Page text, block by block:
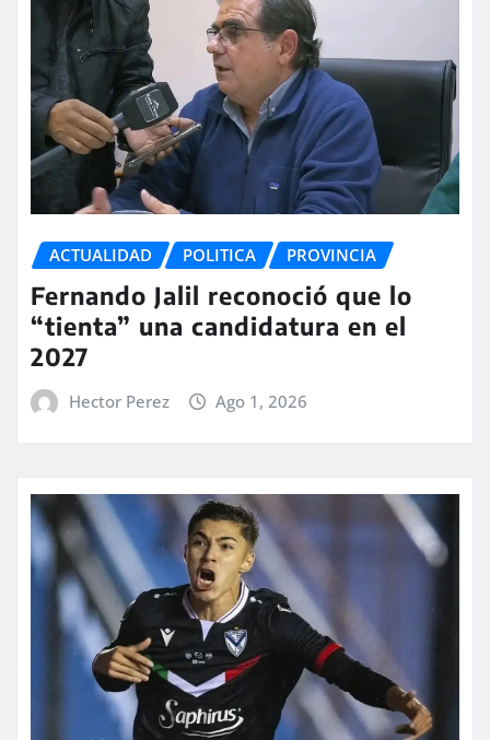
ACTUALIDAD POLITICA PROVINCIA
Fernando Jalil reconoció que lo
“tienta” una candidatura en el
2027
Hector Perez Ago 1, 2026